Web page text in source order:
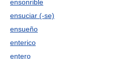
ensonrible
ensuciar (-se)
ensueño
enterico
entero